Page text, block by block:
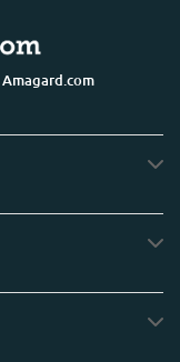
Amagard.com